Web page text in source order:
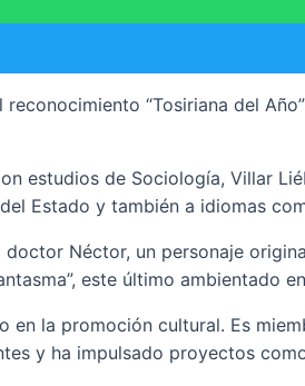
“Tosiriana del
estudios de Sociología, Villar
Estado y también a idiomas
Néctor, un personaje
este último ambientado
la promoción cultural. Es
y ha impulsado proyectos